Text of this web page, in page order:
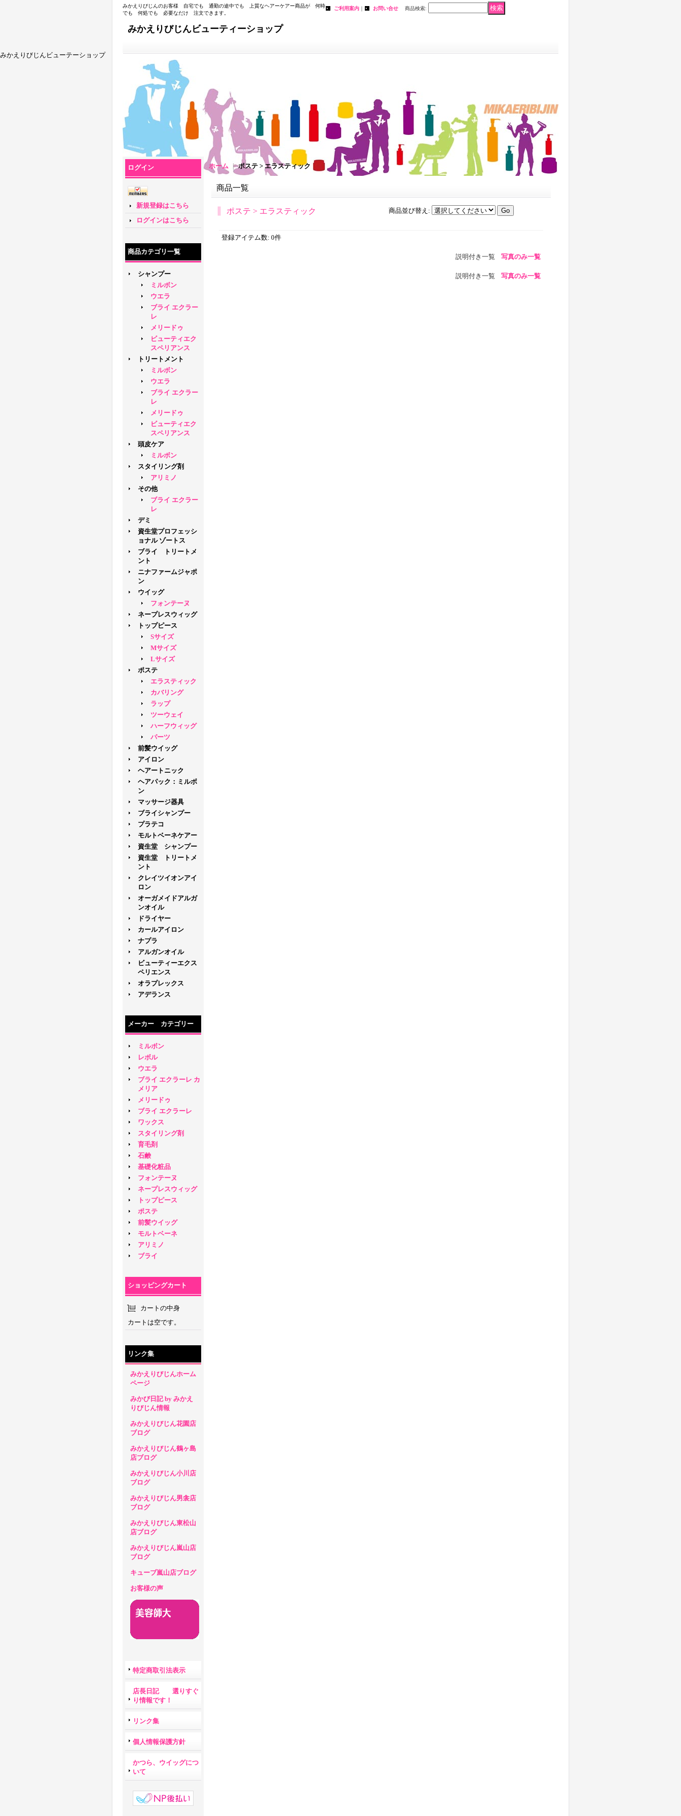
みかえりびじんビューテーショップ
みかえりびじんのお客様 自宅でも 通勤の途中でも 上質なヘアーケアー商品が 何時
でも 何処でも 必要なだけ 注文できます。
みかえりびじんビューティーショップ
ご利用案内 ｜ お問い合せ 商品検索:
ログイン
新規登録はこちら
ログインはこちら
商品カテゴリ一覧
シャンプー
ミルボン
ウエラ
ブライ エクラー
レ
メリードゥ
ビューティエク
スペリアンス
トリートメント
ミルボン
ウエラ
ブライ エクラー
レ
メリードゥ
ビューティエク
スペリアンス
頭皮ケア
ミルボン
スタイリング剤
アリミノ
その他
ブライ エクラー
レ
デミ
資生堂プロフェッシ
ョナル ゾートス
ブライ トリートメ
ント
ニナファームジャポ
ン
ウイッグ
フォンテーヌ
ネープレスウィッグ
トップピース
Sサイズ
Mサイズ
Lサイズ
ポステ
エラスティック
カバリング
ラップ
ツーウェイ
ハーフウィッグ
パーツ
前髪ウイッグ
アイロン
ヘアートニック
ヘアパック：ミルボ
ン
マッサージ器具
ブライシャンプー
プラテコ
モルトベーネケアー
資生堂 シャンプー
資生堂 トリートメ
ント
クレイツイオンアイ
ロン
オーガメイドアルガ
ンオイル
ドライヤー
カールアイロン
ナプラ
アルガンオイル
ビューティーエクス
ペリエンス
オラプレックス
アデランス
メーカー カテゴリー
ミルボン
レボル
ウエラ
ブライ エクラーレ カ
メリア
メリードゥ
ブライ エクラーレ
ワックス
スタイリング剤
育毛剤
石鹸
基礎化粧品
フォンテーヌ
ネープレスウィッグ
トップピース
ポステ
前髪ウイッグ
モルトベーネ
アリミノ
ブライ
ショッピングカート
カートの中身
カートは空です。
リンク集
みかえりびじんホーム
ページ
みかび日記 by みかえ
りびじん情報
みかえりびじん花園店
ブログ
みかえりびじん鶴ヶ島
店ブログ
みかえりびじん小川店
ブログ
みかえりびじん男衾店
ブログ
みかえりびじん東松山
店ブログ
みかえりびじん嵐山店
ブログ
キューブ嵐山店ブログ
お客様の声
特定商取引法表示
店長日記 選りすぐ
り情報です！
リンク集
個人情報保護方針
かつら、ウイッグにつ
いて
ホーム ｜ポステ > エラスティック
商品一覧
ポステ > エラスティック 商品並び替え :
登録アイテム数: 0件
説明付き一覧 写真のみ一覧
説明付き一覧 写真のみ一覧